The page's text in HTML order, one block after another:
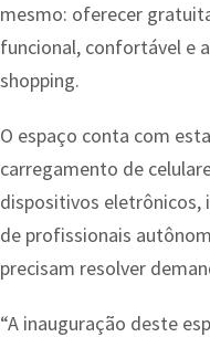
mesmo: oferecer
funcional, confortável e
shopping.
O espaço conta com
carregamento de
dispositivos eletrônicos,
de profissionais
precisam resolver
“A inauguração deste